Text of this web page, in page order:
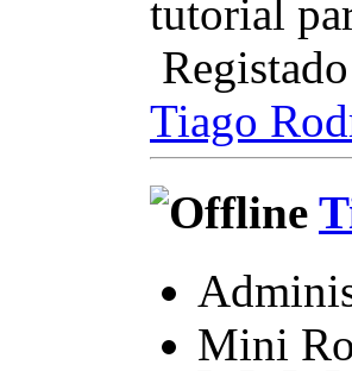
tutorial
Registado
Tiago
Mini